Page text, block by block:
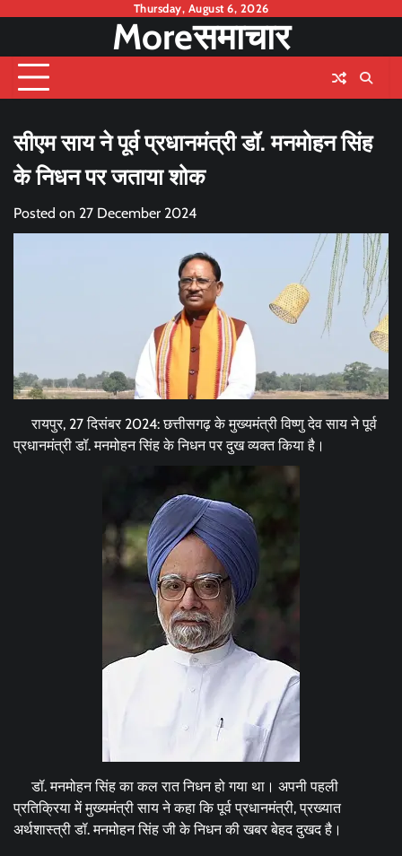
content
Thursday, August 6, 2026
Moreसमाचार
सीएम साय ने पूर्व प्रधानमंत्री डॉ. मनमोहन सिंह
के निधन पर जताया शोक
Posted on 27 December 2024
रायपुर, 27 दिसंबर 2024: छत्तीसगढ़ के मुख्यमंत्री विष्णु देव साय ने पूर्व
प्रधानमंत्री डॉ. मनमोहन सिंह के निधन पर दुख व्यक्त किया है।
डॉ. मनमोहन सिंह का कल रात निधन हो गया था। अपनी पहली
प्रतिक्रिया में मुख्यमंत्री साय ने कहा कि पूर्व प्रधानमंत्री, प्रख्यात
अर्थशास्त्री डॉ. मनमोहन सिंह जी के निधन की खबर बेहद दुखद है।